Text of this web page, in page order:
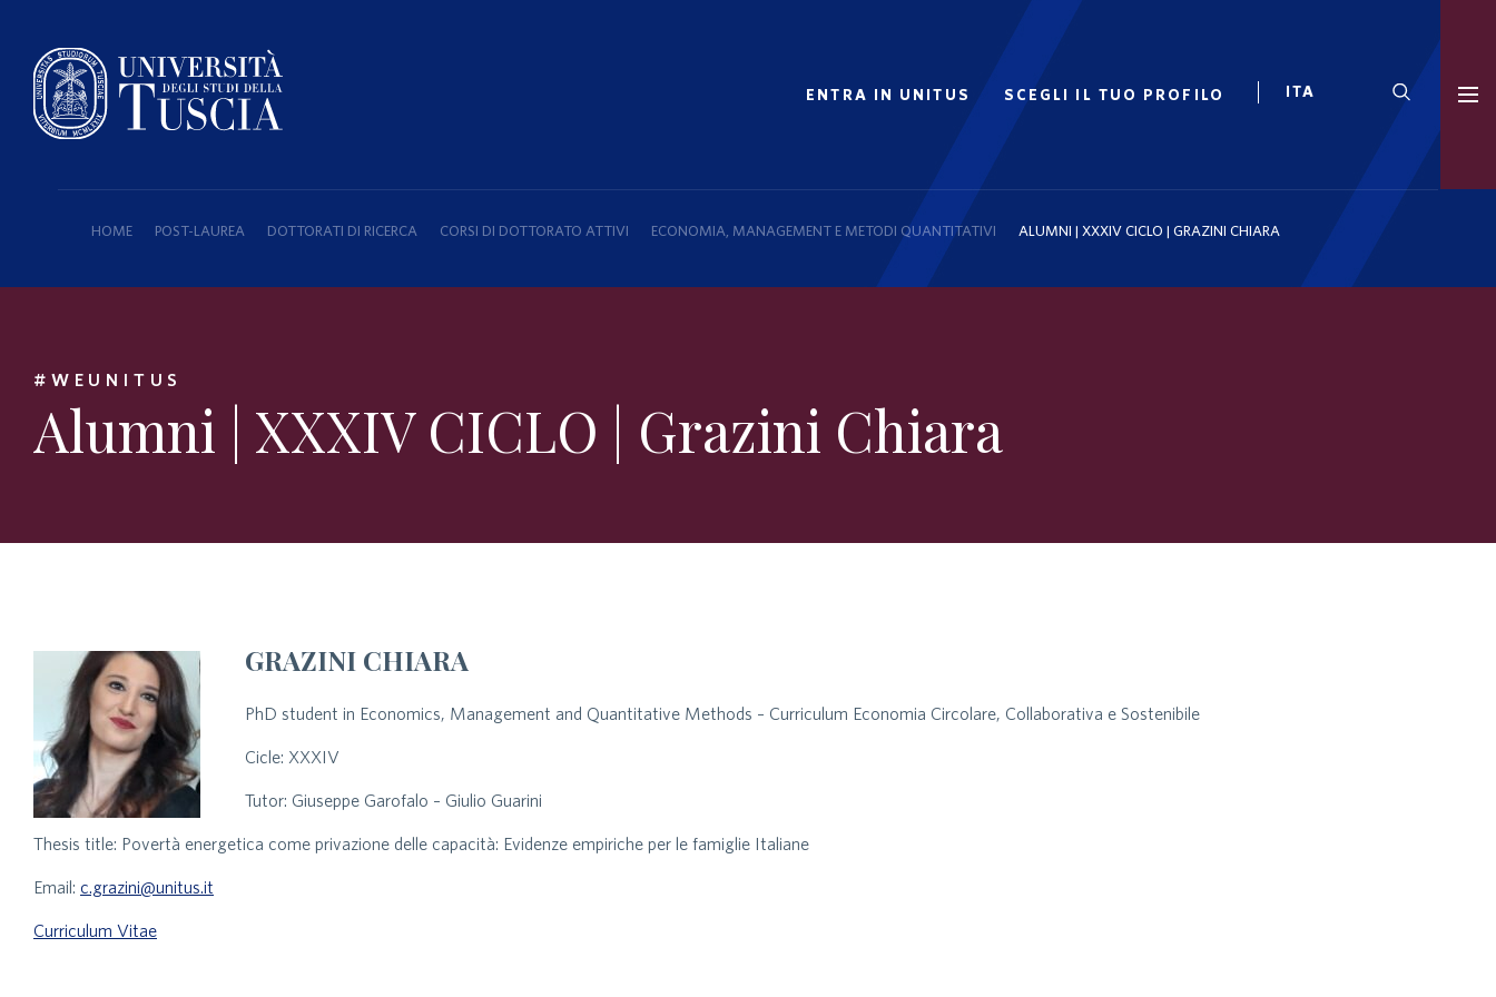
ENTRA IN UNITUS SCEGLI IL TUO PROFILO
HOME POST-LAUREA DOTTORATI DI RICERCA CORSI DI DOTTORATO ATTIVI ECONOMIA, MANAGEMENT E METODI QUANTITATIVI ALUMNI | XXXIV CICLO | GRAZINI CHIARA
#WEUNITUS
Alumni | XXXIV CICLO | Grazini Chiara
GRAZINI CHIARA
PhD student in Economics, Management and Quantitative Methods – Curriculum Economia Circolare, Collaborativa e Sostenibile
Cicle: XXXIV
Tutor: Giuseppe Garofalo – Giulio Guarini
Thesis title: Povertà energetica come privazione delle capacità: Evidenze empiriche per le famiglie Italiane
Email: c.grazini@unitus.it
Curriculum Vitae